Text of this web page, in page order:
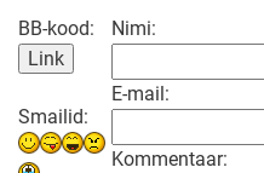
BB-kood:
Smailid:
Nimi:
E-mail:
Kommentaar: